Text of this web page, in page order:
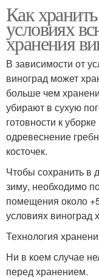
Как
условиях
хранения
В зависимости от
виноград может
больше чем
убирают в сухую
готовности к
одревеснение
косточек.
Чтобы сохранить в
зиму, необходимо
помещения около
условиях виноград
Технология
Ни в коем случае
перед хранением.